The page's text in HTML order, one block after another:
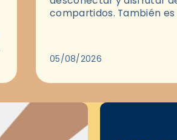
compartidos. También
05/08/2026